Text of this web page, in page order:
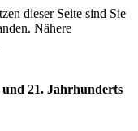
dieser Seite sind Sie
Nähere
und 21. Jahrhunderts